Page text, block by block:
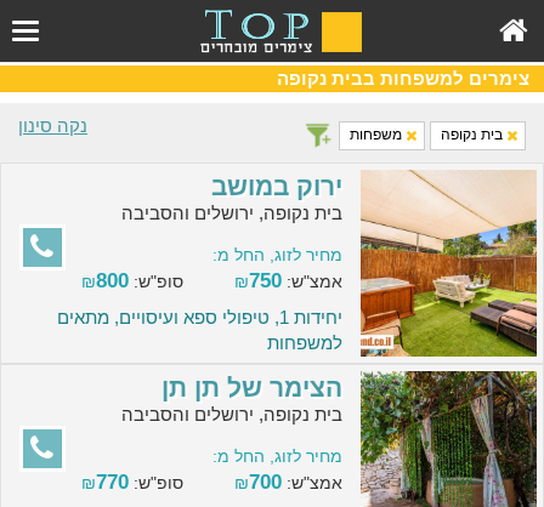
צימרים למשפחות בבית נקופה
נקה סינון בית נקופה משפחות
ירוק במושב
בית נקופה, ירושלים והסביבה
מחיר לזוג, החל מ:
אמצ"ש:
₪750 סופ"ש: ₪800
יחידות 1, טיפולי ספא ועיסויים, מתאים
למשפחות
הצימר של תן תן
בית נקופה, ירושלים והסביבה
מחיר לזוג, החל מ:
אמצ"ש:
₪700 סופ"ש: ₪770